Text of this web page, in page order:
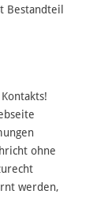
Bestandteil
ohne
werden,